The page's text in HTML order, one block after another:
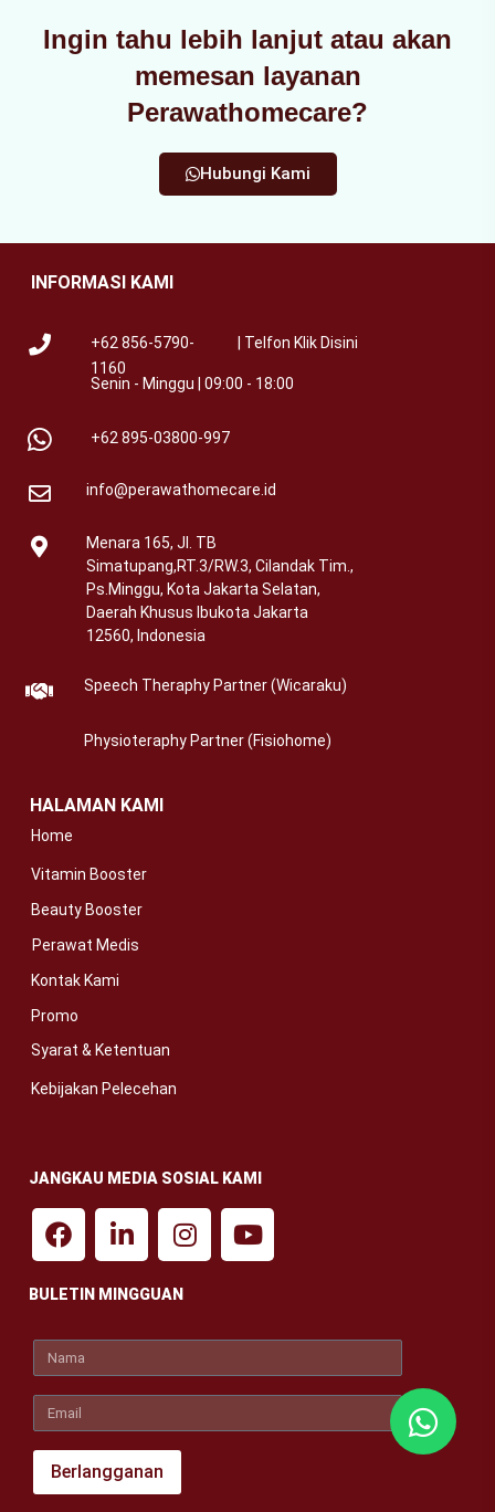
Ingin tahu lebih lanjut atau akan
memesan layanan
Perawathomecare?
Hubungi Kami
INFORMASI KAMI
| Telfon Klik Disini
+62 856-5790-
1160
Senin - Minggu | 09:00 - 18:00
+62 895-03800-997
info@perawathomecare.id
Menara 165, Jl. TB
Simatupang,RT.3/RW.3, Cilandak Tim.,
Ps.Minggu, Kota Jakarta Selatan,
Daerah Khusus Ibukota Jakarta
12560, Indonesia
Speech Theraphy Partner (Wicaraku)
Physioteraphy Partner (Fisiohome)
HALAMAN KAMI
Home
Vitamin Booster
Beauty Booster
Perawat Medis
Kontak Kami
Promo
Syarat & Ketentuan
Kebijakan Pelecehan
JANGKAU MEDIA SOSIAL KAMI
BULETIN MINGGUAN
Berlangganan